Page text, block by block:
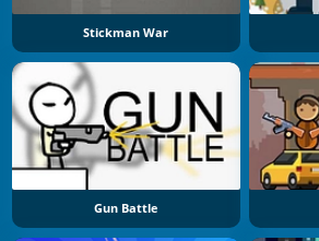
Stickman War
Gun Battle